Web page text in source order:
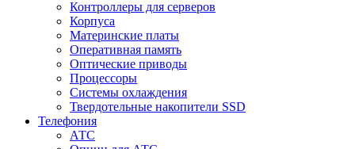
Контроллеры для серверов
Корпуса
Материнские платы
Оперативная память
Оптические приводы
Процессоры
Системы охлаждения
Твердотельные накопители SSD
Телефония
АТС